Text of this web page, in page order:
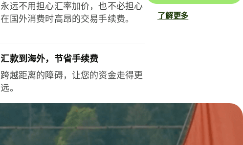
永远不用担心汇率加价，也不必担心
在国外消费时高昂的交易手续费。
汇款到海外，节省手续费
跨越距离的障碍，让您的资金走得更
远。
了解更多